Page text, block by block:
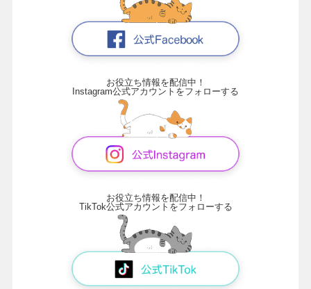
お役立ち情報を配信中！
Instagram公式アカウントをフォローする
お役立ち情報を配信中！
TikTok公式アカウントをフォローする